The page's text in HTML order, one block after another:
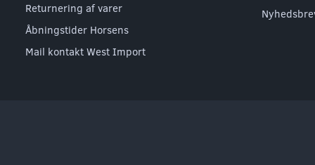
Returnering af varer
Åbningstider Horsens
Mail kontakt West Import